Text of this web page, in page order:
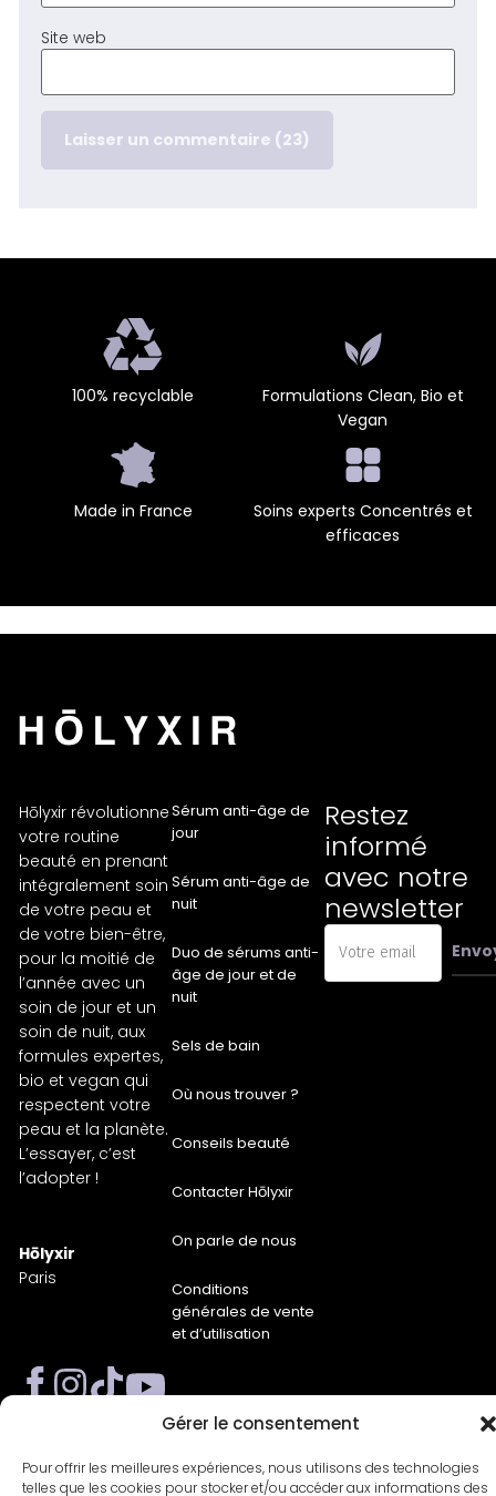
Gérer le consentement
Pour offrir les meilleures expériences, nous utilisons des technologies
telles que les cookies pour stocker et/ou accéder aux informations des
Site web
100% recyclable
Formulations Clean, Bio et
Vegan
Made in France
Soins experts Concentrés et
efficaces
Hōlyxir révolutionne
votre routine
beauté en prenant
intégralement soin
de votre peau et
de votre bien-être,
pour la moitié de
l’année avec un
soin de jour et un
soin de nuit, aux
formules expertes,
bio et vegan qui
respectent votre
peau et la planète.
L’essayer, c’est
l’adopter !
Hōlyxir
Paris
Sérum anti-âge de
jour
Sérum anti-âge de
nuit
Duo de sérums anti-
âge de jour et de
nuit
Sels de bain
Où nous trouver ?
Conseils beauté
Contacter Hōlyxir
On parle de nous
Conditions
générales de vente
et d’utilisation
Restez
informé
avec notre
newsletter